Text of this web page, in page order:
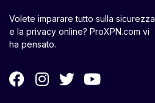
Volete imparare tutto sulla sicurezza
e la privacy online? ProXPN.com vi
ha pensato.